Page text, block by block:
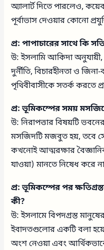
অ্যালার্ট দিতে পারলেও,
পূর্বাভাস দেওয়ার কোনো
প্র: পাপাচারের সাথে কি
উ: ইসলামি আকিদা অনুযায়ী,
দুর্নীতি, বিচারহীনতা ও
পৃথিবীবাসীকে সতর্ক করতে
প্র: ভূমিকম্পের সময়
উ: নিরাপত্তার বিষয়টি
মসজিদটি মজবুত হয়, তবে
কখনোই আত্মরক্ষার
যাওয়া) মানতে নিষেধ করে
প্র: ভূমিকম্পের পর
কী?
উ: ইসলামে বিপদগ্রস্ত
ইবাদতগুলোর একটি বলা
অংশ নেওয়া এবং আর্থিকভাবে